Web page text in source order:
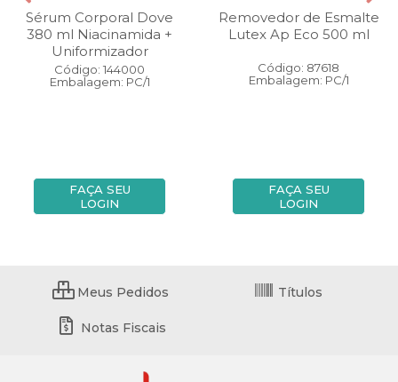
Sérum Corporal Dove
380 ml Niacinamida +
Uniformizador
Código: 144000
Embalagem: PC/1
FAÇA SEU
LOGIN
Removedor de Esmalte
Lutex Ap Eco 500 ml
Código: 87618
Embalagem: PC/1
FAÇA SEU
LOGIN
Meus Pedidos Títulos
Notas Fiscais